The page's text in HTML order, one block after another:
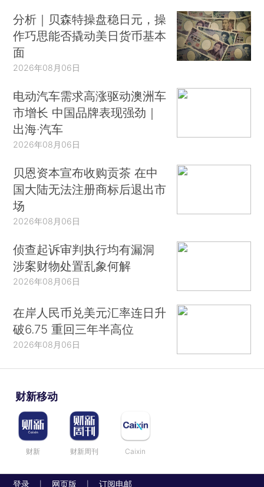
分析｜贝森特操盘稳日元，操
作巧思能否撬动美日货币基本
面
2026年08月06日
电动汽车需求高涨驱动澳洲车
市增长 中国品牌表现强劲｜
出海·汽车
2026年08月06日
贝恩资本宣布收购贡茶 在中
国大陆无法注册商标后退出市
场
2026年08月06日
侦查起诉审判执行均有漏洞
涉案财物处置乱象何解
2026年08月06日
在岸人民币兑美元汇率连日升
破6.75 重回三年半高位
2026年08月06日
财新移动
财新 财新周刊 Caixin
登录 网页版 订阅电邮